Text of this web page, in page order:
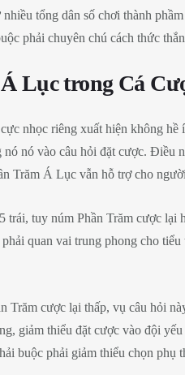
tổng dân số chơi thành
phải chuyên chú cách thức
Lục trong Cá
nhọc riêng xuất hiện không
nó vào câu hỏi đặt cược.
Trăm Á Lục vẫn hỗ trợ cho
tuy núm Phần Trăm cược
quan vai trung phong cho
cược lại thấp, vụ câu hỏi
giảm thiểu đặt cược vào đội
buộc phải giảm thiểu chọn phụ